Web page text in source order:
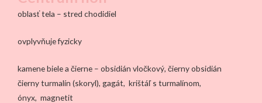
oblasť tela – stred chodidiel
ovplyvňuje fyzicky
kamene biele a čierne – obsidián vločkový, čierny obsidián
čierny turmalín (skoryl), gagát, krištáľ s turmalínom,
ónyx, magnetit